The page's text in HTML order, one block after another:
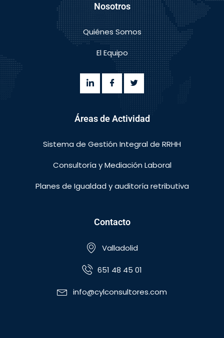
Nosotros
Quiénes Somos
El Equipo
Áreas de Actividad
Sistema de Gestión Integral de RRHH
Consultoría y Mediación Laboral
Planes de Igualdad y auditoría retributiva
Contacto
Valladolid
651 48 45 01
info@cylconsultores.com